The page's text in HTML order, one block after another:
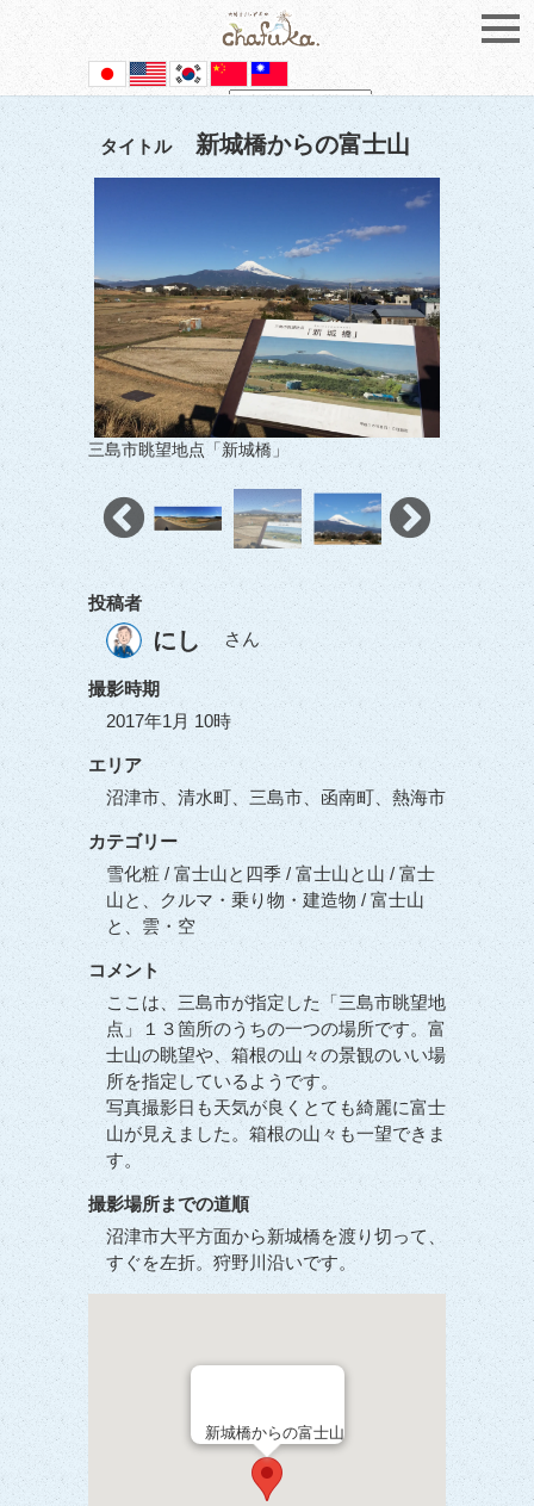
Powered by Translate
タイトル 新城橋からの富士山
三島市眺望地点「新城橋」
投稿者
にし さん
撮影時期
2017年1月 10時
エリア
沼津市、清水町、三島市、函南町、熱海市
カテゴリー
雪化粧 / 富士山と四季 / 富士山と山 / 富士
山と、クルマ・乗り物・建造物 / 富士山
と、雲・空
コメント
ここは、三島市が指定した「三島市眺望地
点」１３箇所のうちの一つの場所です。富
士山の眺望や、箱根の山々の景観のいい場
所を指定しているようです。
写真撮影日も天気が良くとても綺麗に富士
山が見えました。箱根の山々も一望できま
す。
撮影場所までの道順
沼津市大平方面から新城橋を渡り切って、
すぐを左折。狩野川沿いです。
新城橋からの富士山